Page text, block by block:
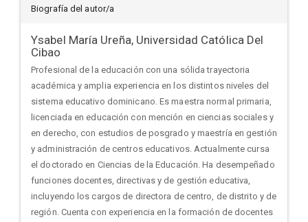
Biografía del autor/a
Ysabel María Ureña, Universidad Católica Del
Cibao
Profesional de la educación con una sólida trayectoria
académica y amplia experiencia en los distintos niveles del
sistema educativo dominicano. Es maestra normal primaria,
licenciada en educación con mención en ciencias sociales y
en derecho, con estudios de posgrado y maestría en gestión
y administración de centros educativos. Actualmente cursa
el doctorado en Ciencias de la Educación. Ha desempeñado
funciones docentes, directivas y de gestión educativa,
incluyendo los cargos de directora de centro, de distrito y de
región. Cuenta con experiencia en la formación de docentes